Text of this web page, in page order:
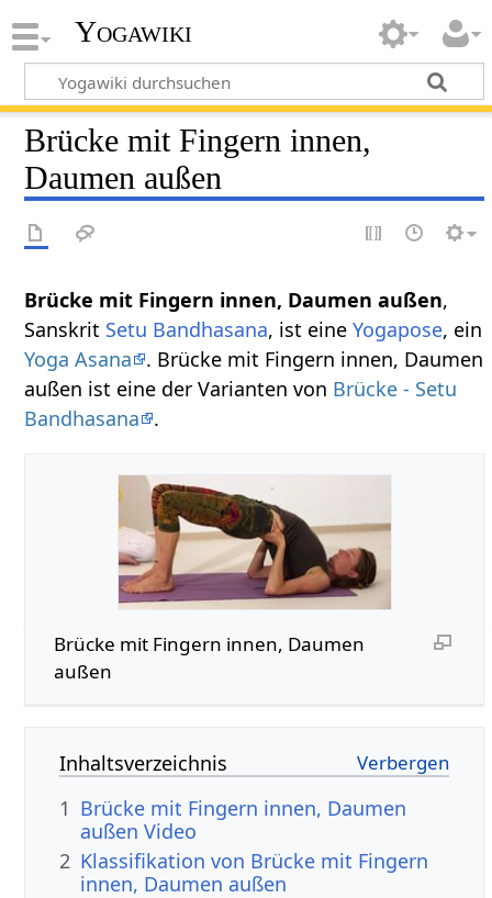
Yogawiki
Brücke mit Fingern innen,
Daumen außen
Brücke mit Fingern innen, Daumen außen,
Sanskrit Setu Bandhasana, ist eineYogapose, ein
Yoga Asana
. Brücke mit Fingern innen, Daumen
außen ist eine der Varianten von Brücke - Setu
Bandhasana
.
Brücke mit Fingern innen, Daumen
außen
Inhaltsverzeichnis
1 Brücke mit Fingern innen, Daumen
außen Video
2 Klassifikation von Brücke mit Fingern
innen, Daumen außen